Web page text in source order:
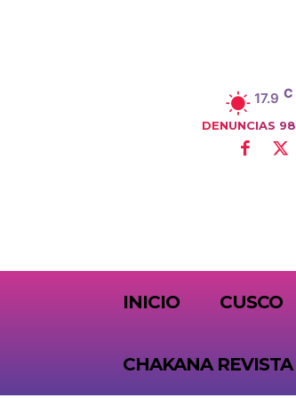
17.9 C
DENUNCIAS
INICIO CUSCO
CHAKANA